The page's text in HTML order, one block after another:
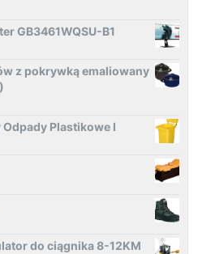
GB3461WQSU-B1
z pokrywką emaliowany
Odpady Plastikowe I
do ciągnika 8-12KM